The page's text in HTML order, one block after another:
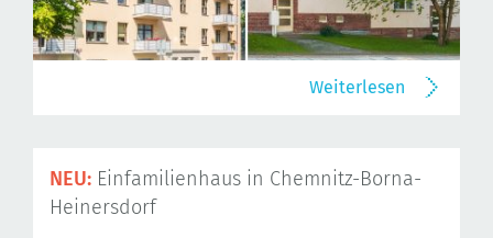
Weiterlesen
NEU: Einfamilienhaus in Chemnitz-Borna-
Heinersdorf